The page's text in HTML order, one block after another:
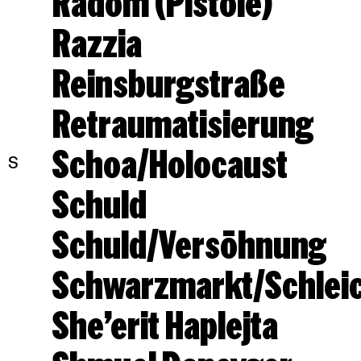
Razzia
Reinsburgstraße
Retraumatisierung
S
Schoa/Holocaust
Schuld
Schuld/Versöhnung
Schwarzmarkt/
She’erit Haplejta